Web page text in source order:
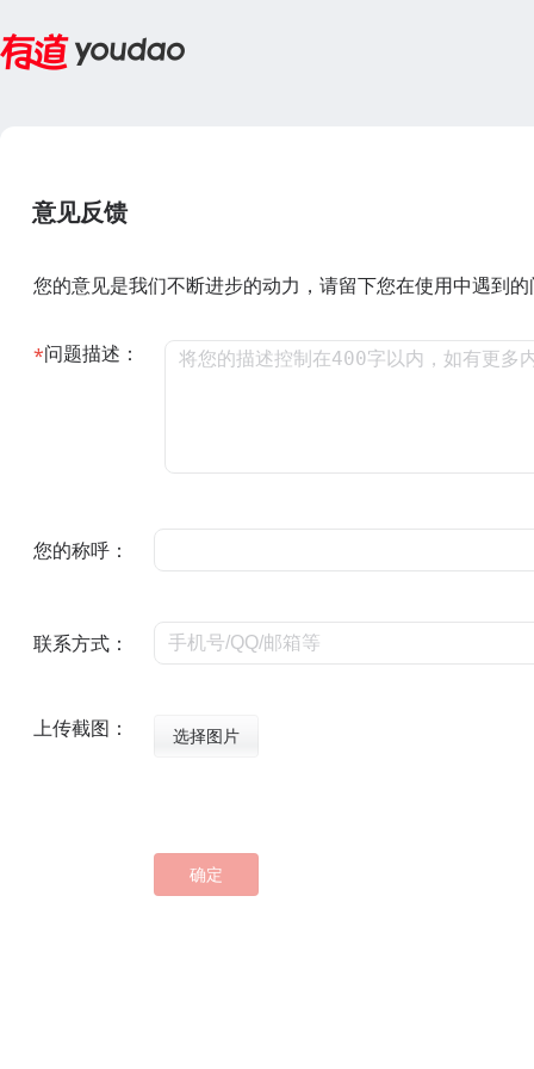
意见反馈
您的意见是我们不断进步的动力，请留下您在使用中遇到
问题描述：
您的称呼：
联系方式：
上传截图： 选择图片
确定